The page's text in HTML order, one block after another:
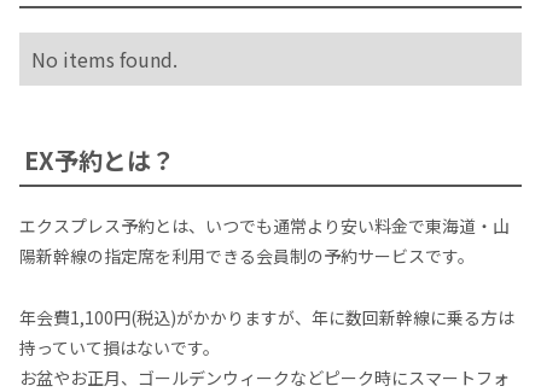
No items found.
EX予約とは？
エクスプレス予約とは、いつでも通常より安い料金で東海道・山
陽新幹線の指定席を利用できる会員制の予約サービスです。
年会費1,100円(税込)がかかりますが、年に数回新幹線に乗る方は
持っていて損はないです。
お盆やお正月、ゴールデンウィークなどピーク時にスマートフォ